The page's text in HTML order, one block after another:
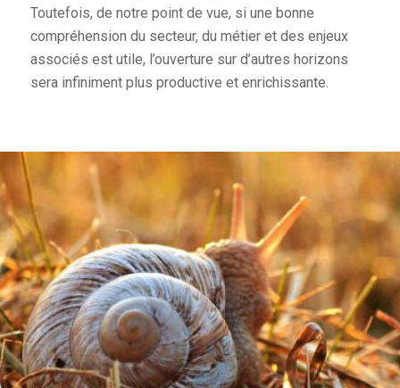
Toutefois, de notre point de vue, si une bonne
compréhension du secteur, du métier et des enjeux
associés est utile, l’ouverture sur d’autres horizons
sera infiniment plus productive et enrichissante.